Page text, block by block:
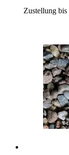
Zustellung